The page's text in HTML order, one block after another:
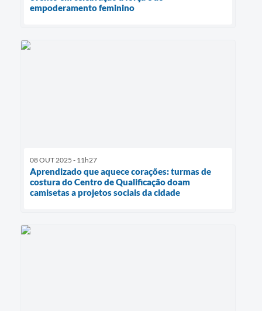
empoderamento feminino
08 OUT 2025 - 11h27
Aprendizado que aquece corações: turmas de
costura do Centro de Qualificação doam
camisetas a projetos sociais da cidade